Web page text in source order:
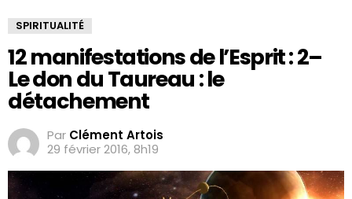
SPIRITUALITÉ
12 manifestations de l’Esprit : 2–
Le don du Taureau : le
détachement
Par Clément Artois
29 février 2016, 8h19